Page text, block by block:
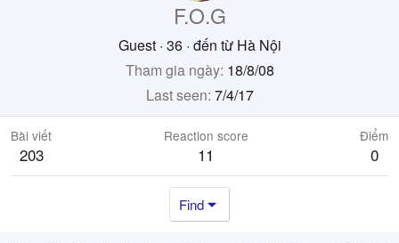
F.O.G
Guest · 36 · đến từ Hà Nội
Tham gia ngày 18/8/08
Last seen 7/4/17
Bài viết
203
Reaction score
11
Điểm
0
Find